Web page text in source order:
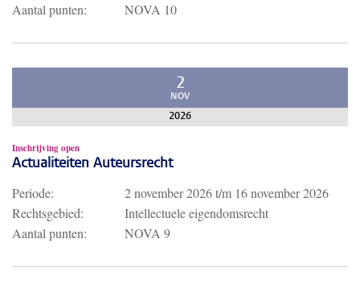
Aantal punten:
NOVA 10
2
NOV
2026
Inschrijving open
Actualiteiten Auteursrecht
Periode: 2 november 2026t/m 16 november 2026
Rechtsgebied:
Intellectuele eigendomsrecht
Aantal punten:
NOVA 9